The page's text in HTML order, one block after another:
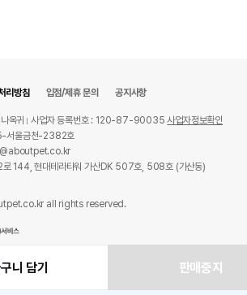
니 담기 판매중지
리방침 입점/제휴 문의 공지사항
옥귀 사업자 등록번호 : 120-87-90035사업자정보확인
서울금천-2382호
로 144, 현대테라타워 가산DK 507호, 508호 (가산동)
all rights reserved.